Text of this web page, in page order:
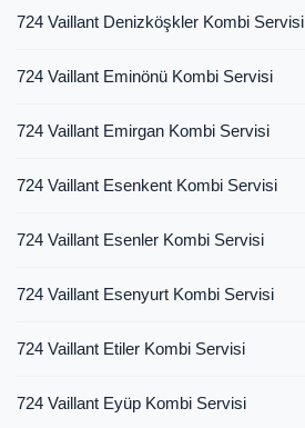
724 Vaillant Denizköşkler Kombi Servisi
724 Vaillant Eminönü Kombi Servisi
724 Vaillant Emirgan Kombi Servisi
724 Vaillant Esenkent Kombi Servisi
724 Vaillant Esenler Kombi Servisi
724 Vaillant Esenyurt Kombi Servisi
724 Vaillant Etiler Kombi Servisi
724 Vaillant Eyüp Kombi Servisi